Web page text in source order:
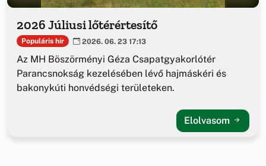
2026 Júliusi lőtérértesítő
Populáris hír 2026. 06. 23 17:13
Az MH Böszörményi Géza Csapatgyakorlótér
Parancsnokság kezelésében lévő hajmáskéri és
bakonykúti honvédségi területeken.
Elolvasom